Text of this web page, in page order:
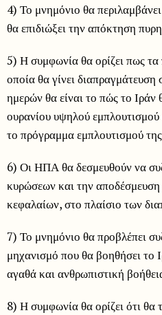
4) Το μνημόνιο θα
θα επιδιώξει την απόκτηση
5) Η συμφωνία θα ορίζει πως
οποία θα γίνει
ημερών θα είναι το πώς το
ουρανίου υψηλού
το πρόγραμμα εμπλουτισμού
6) Οι ΗΠΑ θα δεσμευθούν να
κυρώσεων και την
κεφαλαίων, στο πλαίσιο των
7) Το μνημόνιο θα προβλέπει
μηχανισμό που θα βοηθήσει το
αγαθά και ανθρωπιστική
8) Η συμφωνία θα ορίζει ότι θα